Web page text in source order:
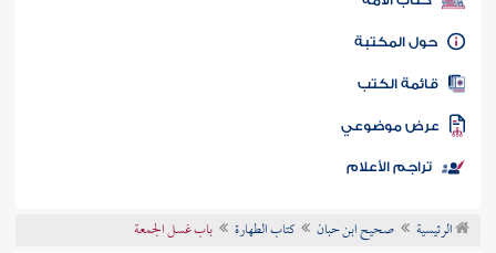
كتاب الأمة
المكتبة
الكتب
موضوعي
تراجم الأعلام
الرئيسية صحيح ابن حبان كتاب الطهارة باب غسل الجمعة